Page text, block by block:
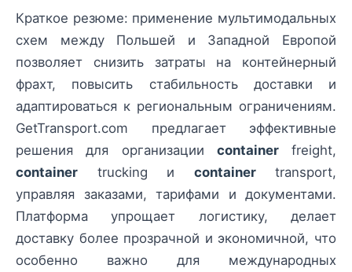
Краткое резюме: применение мультимодальных
схем между Польшей и Западной Европой
позволяет снизить затраты на контейнерный
фрахт, повысить стабильность доставки и
адаптироваться к региональным ограничениям.
GetTransport.com предлагает эффективные
решения для организации containerfreight,
container trucking и containertransport,
управляя заказами, тарифами и документами.
Платформа упрощает логистику, делает
доставку более прозрачной и экономичной, что
особенно важно для международных